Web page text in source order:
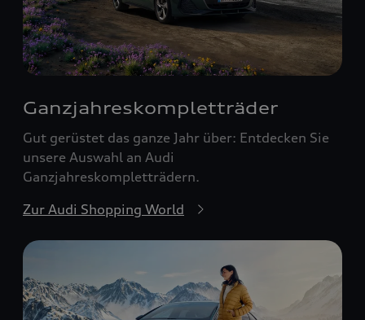
Ganzjahreskomplett­räder
Gut gerüstet das ganze Jahr über: Entdecken Sie
unsere Auswahl an Audi
Ganzjahreskompletträdern.
Zur Audi Shopping World